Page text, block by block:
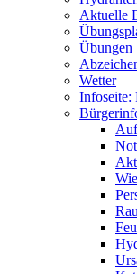
Aktuelle
Übungen
Wetter
Infoseite: